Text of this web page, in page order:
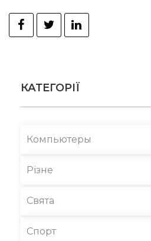
КАТЕГОРІЇ
Компьютеры
Різне
Свята
Спорт